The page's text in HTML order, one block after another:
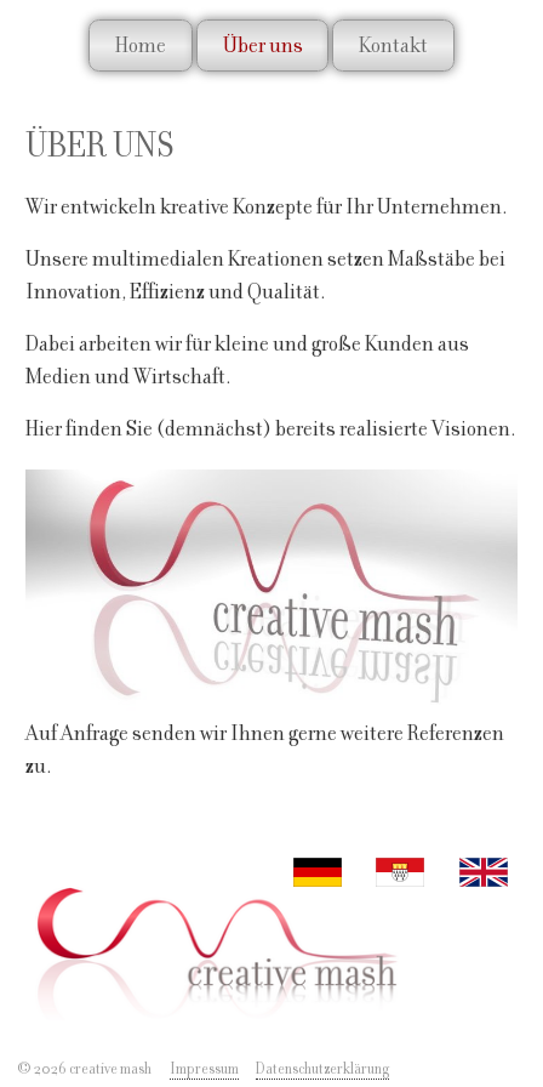
Home Über uns Kontakt
ÜBER UNS
Wir entwickeln kreative Konzepte für Ihr Unternehmen.
Unsere multimedialen Kreationen setzen Maßstäbe bei
Innovation, Effizienz und Qualität.
Dabei arbeiten wir für kleine und große Kunden aus
Medien und Wirtschaft.
Hier finden Sie (demnächst) bereits realisierte Visionen.
Auf Anfrage senden wir Ihnen gerne weitere Referenzen
zu.
© 2026 creative mash Impressum Datenschutzerklärung